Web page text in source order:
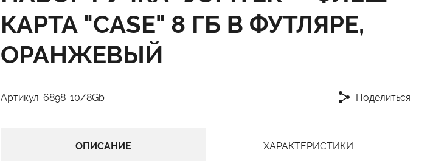
КАРТА "CASE" 8 ГБ В ФУТЛЯРЕ,
ОРАНЖЕВЫЙ
Артикул: 6898-10/8Gb Поделиться
ОПИСАНИЕ ХАРАКТЕРИСТИКИ